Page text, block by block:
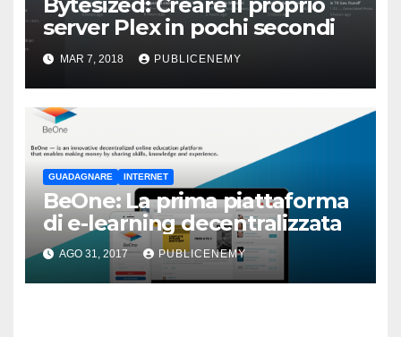
server Plex in pochi secondi
MAR 7, 2018 PUBLICENEMY
GUADAGNARE INTERNET
BeOne: La prima piattaforma
di e-learning decentralizzata
AGO 31, 2017 PUBLICENEMY